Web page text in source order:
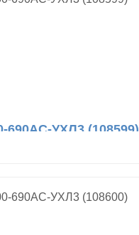
690AC-УХЛ3 (108599)